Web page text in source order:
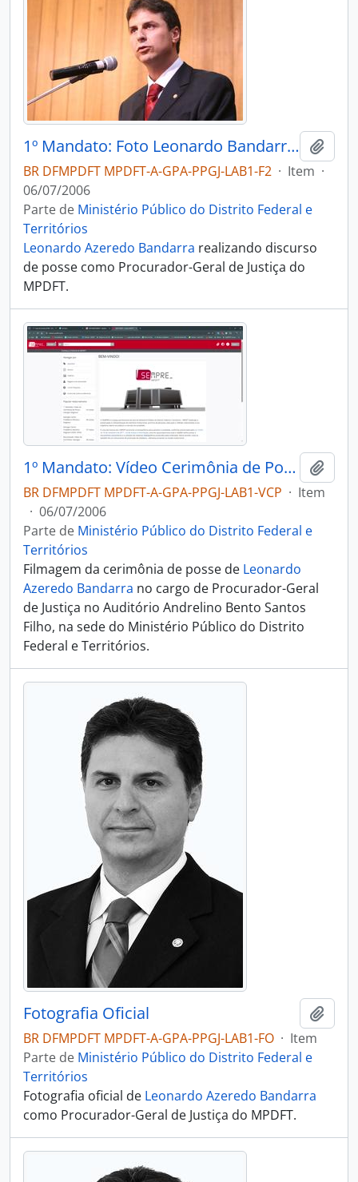
1º Mandato: Foto Leonardo Bandarra em Discurso de Posse
BR DFMPDFT MPDFT-A-GPA-PPGJ-LAB1-F2 · Item ·
06/07/2006
Parte de Ministério Público do Distrito Federal e
Territórios
Leonardo Azeredo Bandarra realizando discurso
de posse como Procurador-Geral de Justiça do
MPDFT.
1º Mandato: Vídeo Cerimônia de Posse - Leonardo Bandarra
BR DFMPDFT MPDFT-A-GPA-PPGJ-LAB1-VCP · Item
· 06/07/2006
Parte de Ministério Público do Distrito Federal e
Territórios
Filmagem da cerimônia de posse de Leonardo
Azeredo Bandarra no cargo de Procurador-Geral
de Justiça no Auditório Andrelino Bento Santos
Filho, na sede do Ministério Público do Distrito
Federal e Territórios.
Fotografia Oficial
BR DFMPDFT MPDFT-A-GPA-PPGJ-LAB1-FO · Item
Parte de Ministério Público do Distrito Federal e
Territórios
Fotografia oficial de Leonardo Azeredo Bandarra
como Procurador-Geral de Justiça do MPDFT.